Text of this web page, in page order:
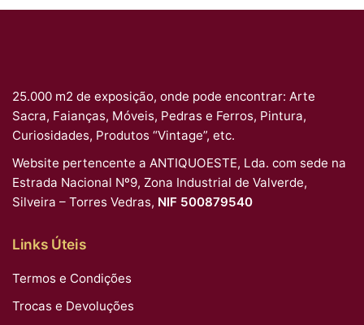
25.000 m2 de exposição, onde pode encontrar: Arte
Sacra, Faianças, Móveis, Pedras e Ferros, Pintura,
Curiosidades, Produtos “Vintage”, etc.
Website pertencente a ANTIQUOESTE, Lda. com sede na
Estrada Nacional Nº9, Zona Industrial de Valverde,
Silveira – Torres Vedras, NIF 500879540
Links Úteis
Termos e Condições
Trocas e Devoluções